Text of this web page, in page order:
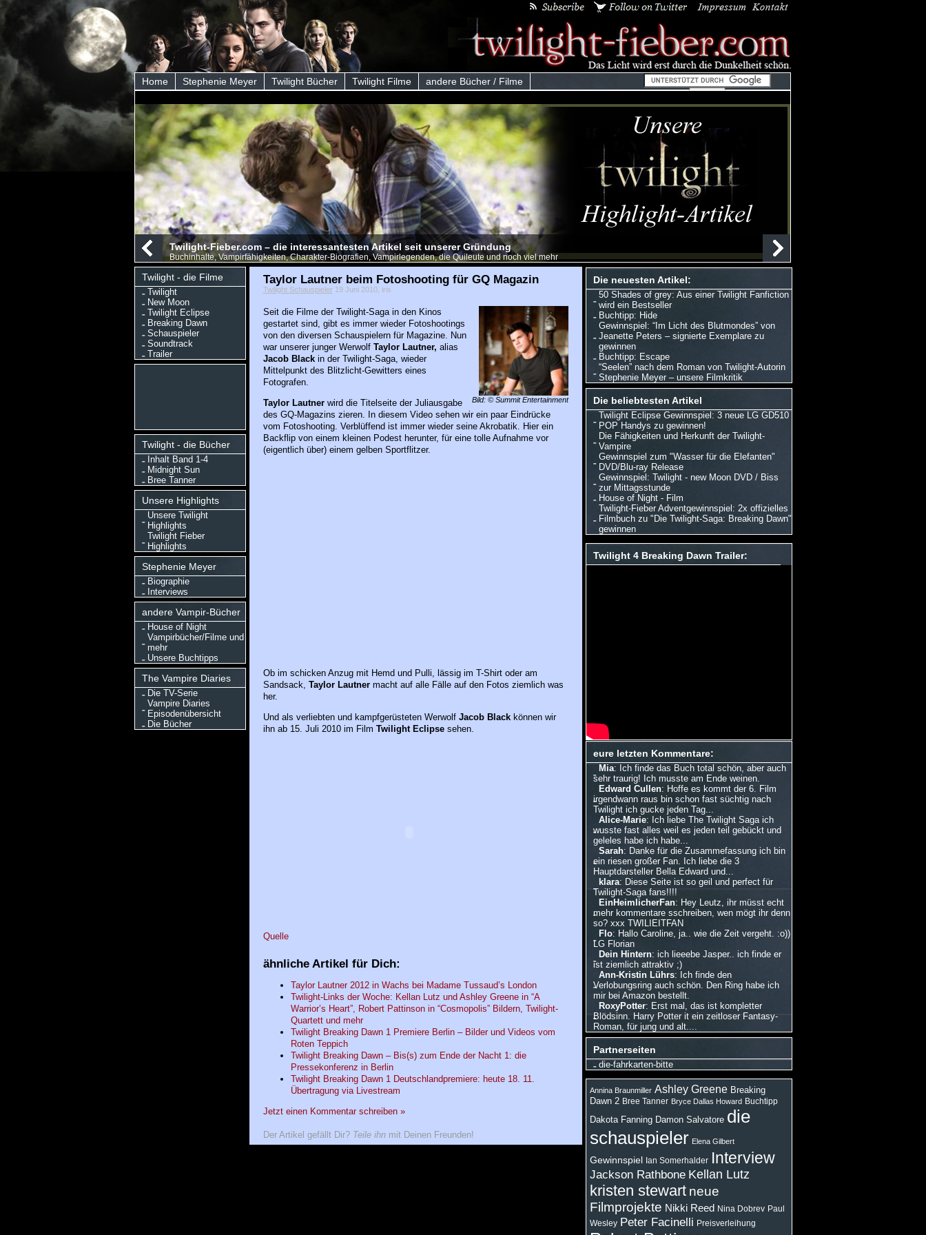
Home Stephenie Meyer Twilight Bücher Twilight Filme andere Bücher / Filme
Twilight-Fieber.com – die interessantesten Artikel seit unserer Gründung
Buchinhalte, Vampirfähigkeiten, Charakter-Biografien, Vampirlegenden, die Quileute und noch viel mehr
Twilight - die Filme
Twilight
New Moon
Twilight Eclipse
Breaking Dawn
Schauspieler
Soundtrack
Trailer
Twilight - die Bücher
Inhalt Band 1-4
Midnight Sun
Bree Tanner
Unsere Highlights
Unsere Twilight
Highlights
Twilight Fieber
Highlights
Stephenie Meyer
Biographie
Interviews
andere Vampir-Bücher
House of Night
Vampirbücher/Filme und
mehr
Unsere Buchtipps
The Vampire Diaries
Die TV-Serie
Vampire Diaries
Episodenübersicht
Die Bücher
Taylor Lautner beim Fotoshooting für GQ Magazin
Twilight Schauspieler19 Juni 2010, iris
Bild: © Summit Entertainment
Seit die Filme der Twilight-Saga in den Kinos
gestartet sind, gibt es immer wieder Fotoshootings
von den diversen Schauspielern für Magazine. Nun
war unserer junger Werwolf Taylor Lautner, alias
Jacob Black in der Twilight-Saga, wieder
Mittelpunkt des Blitzlicht-Gewitters eines
Fotografen.
Taylor Lautnerwird die Titelseite der Juliausgabe
des GQ-Magazins zieren. In diesem Video sehen wir ein paar Eindrücke
vom Fotoshooting. Verblüffend ist immer wieder seine Akrobatik. Hier ein
Backflip von einem kleinen Podest herunter, für eine tolle Aufnahme vor
(eigentlich über) einem gelben Sportflitzer.
Ob im schicken Anzug mit Hemd und Pulli, lässig im T-Shirt oder am
Sandsack, Taylor Lautnermacht auf alle Fälle auf den Fotos ziemlich was
her.
Und als verliebten und kampfgerüsteten Werwolf Jacob Blackkönnen wir
ihn ab 15. Juli 2010 im Film Twilight Eclipsesehen.
Quelle
ähnliche Artikel für Dich:
Taylor Lautner 2012 in Wachs bei Madame Tussaud’s London
Twilight-Links der Woche: Kellan Lutz und Ashley Greene in “A
Warrior’s Heart”, Robert Pattinson in “Cosmopolis” Bildern, Twilight-
Quartett und mehr
Twilight Breaking Dawn 1 Premiere Berlin – Bilder und Videos vom
Roten Teppich
Twilight Breaking Dawn – Bis(s) zum Ende der Nacht 1: die
Pressekonferenz in Berlin
Twilight Breaking Dawn 1 Deutschlandpremiere: heute 18. 11.
Übertragung via Livestream
Jetzt einen Kommentar schreiben »
Der Artikel gefällt Dir? Teile ihnmit Deinen Freunden!
Die neuesten Artikel:
50 Shades of grey: Aus einer Twilight Fanfiction
wird ein Bestseller
Buchtipp: Hide
Gewinnspiel: “Im Licht des Blutmondes” von
Jeanette Peters – signierte Exemplare zu
gewinnen
Buchtipp: Escape
“Seelen” nach dem Roman von Twilight-Autorin
Stephenie Meyer – unsere Filmkritik
Die beliebtesten Artikel
Twilight Eclipse Gewinnspiel: 3 neue LG GD510
POP Handys zu gewinnen!
Die Fähigkeiten und Herkunft der Twilight-
Vampire
Gewinnspiel zum "Wasser für die Elefanten"
DVD/Blu-ray Release
Gewinnspiel: Twilight - new Moon DVD / Biss
zur Mittagsstunde
House of Night - Film
Twilight-Fieber Adventgewinnspiel: 2x offizielles
Filmbuch zu "Die Twilight-Saga: Breaking Dawn"
gewinnen
Twilight 4 Breaking Dawn Trailer:
eure letzten Kommentare:
Mia: Ich finde das Buch total schön, aber auch
sehr traurig! Ich musste am Ende weinen.
Edward Cullen: Hoffe es kommt der 6. Film
irgendwann raus bin schon fast süchtig nach
Twilight ich gucke jeden Tag...
Alice-Marie: Ich liebe The Twilight Saga ich
wusste fast alles weil es jeden teil gebückt und
geleles habe ich habe...
Sarah: Danke für die Zusammefassung ich bin
ein riesen großer Fan. Ich liebe die 3
Hauptdarsteller Bella Edward und...
klara: Diese Seite ist so geil und perfect für
Twilight-Saga fans!!!!
EinHeimlicherFan: Hey Leutz, ihr müsst echt
mehr kommentare sschreiben, wen mögt ihr denn
so? xxx TWILIEITFAN
Flo: Hallo Caroline, ja.. wie die Zeit vergeht. :o))
LG Florian
Dein Hintern: ich lieeebe Jasper.. ich finde er
ist ziemlich attraktiv ;)
Ann-Kristin Lührs: Ich finde den
Verlobungsring auch schön. Den Ring habe ich
mir bei Amazon bestellt.
RoxyPotter: Erst mal, das ist kompletter
Blödsinn. Harry Potter it ein zeitloser Fantasy-
Roman, für jung und alt....
Partnerseiten
die-fahrkarten-bitte
Annina Braunmiller Ashley Greene Breaking
Dawn 2 Bree Tanner Bryce Dallas Howard Buchtipp
Dakota Fanning Damon Salvatore die
schauspieler Elena Gilbert
Gewinnspiel Ian Somerhalder Interview
Jackson Rathbone Kellan Lutz
kristen stewart neue
Filmprojekte Nikki Reed Nina Dobrev Paul
Wesley Peter Facinelli Preisverleihung